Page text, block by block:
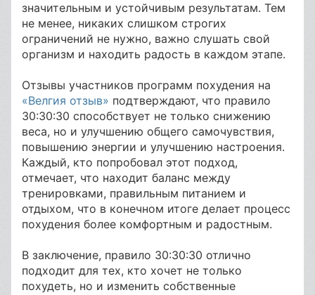
значительным и устойчивым результатам. Тем
не менее, никаких слишком строгих
ограничений не нужно, важно слушать свой
организм и находить радость в каждом этапе.
Отзывы участников программ похудения на
«Велгия отзыв» подтверждают, что правило
30:30:30 способствует не только снижению
веса, но и улучшению общего самочувствия,
повышению энергии и улучшению настроения.
Каждый, кто попробовал этот подход,
отмечает, что находит баланс между
тренировками, правильным питанием и
отдыхом, что в конечном итоге делает процесс
похудения более комфортным и радостным.
В заключение, правило 30:30:30 отлично
подходит для тех, кто хочет не только
похудеть, но и изменить собственные